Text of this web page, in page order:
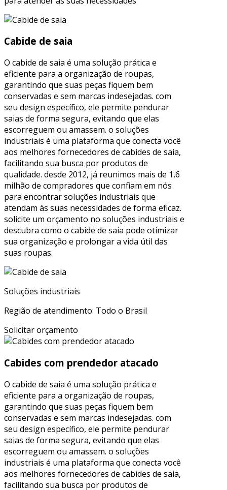
Cabide de saia
O cabide de saia é uma solução prática e
eficiente para a organização de roupas,
garantindo que suas peças fiquem bem
conservadas e sem marcas indesejadas. com
seu design específico, ele permite pendurar
saias de forma segura, evitando que elas
escorreguem ou amassem. o soluções
industriais é uma plataforma que conecta você
aos melhores fornecedores de cabides de saia,
facilitando sua busca por produtos de
qualidade. desde 2012, já reunimos mais de 1,6
milhão de compradores que confiam em nós
para encontrar soluções industriais que
atendam às suas necessidades de forma eficaz.
solicite um orçamento no soluções industriais e
descubra como o cabide de saia pode otimizar
sua organização e prolongar a vida útil das
suas roupas.
Soluções industriais
Região de atendimento: Todo o Brasil
Solicitar orçamento
Cabides com prendedor atacado
O cabide de saia é uma solução prática e
eficiente para a organização de roupas,
garantindo que suas peças fiquem bem
conservadas e sem marcas indesejadas. com
seu design específico, ele permite pendurar
saias de forma segura, evitando que elas
escorreguem ou amassem. o soluções
industriais é uma plataforma que conecta você
aos melhores fornecedores de cabides de saia,
facilitando sua busca por produtos de